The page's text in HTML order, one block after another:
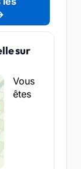
sur
Vous
êtes